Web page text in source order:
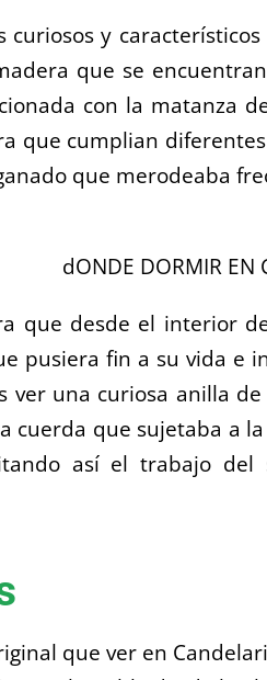
curiosos y
que se
con la matanza
que cumplian
que merodeaba
que desde el interior
pusiera fin a su vida e
ver una curiosa anilla
cuerda que sujetaba a
así el trabajo del
que ver en